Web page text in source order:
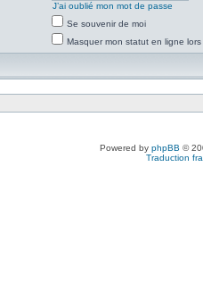
J’ai oublié mon mot de passe
Se souvenir de moi
Masquer mon statut en ligne
Powered by phpBB ©
Traduction